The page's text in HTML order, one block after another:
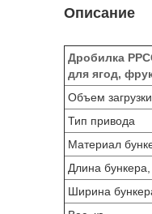
Описание
Дробилка
для ягод,
Объем
Тип привода
Материал
Длина
Ширина